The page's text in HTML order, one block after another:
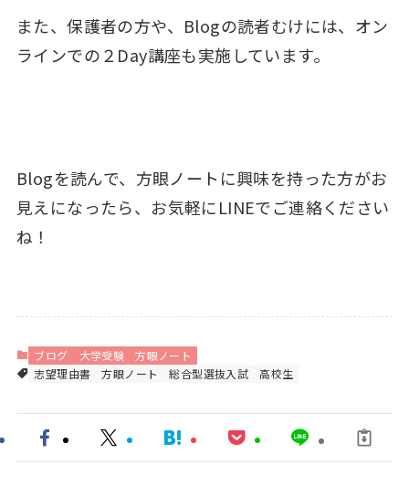
また、保護者の方や、Blogの読者むけには、オン
ラインでの２Day講座も実施しています。
Blogを読んで、方眼ノートに興味を持った方がお
見えになったら、お気軽にLINEでご連絡ください
ね！
ブログ 大学受験
方眼ノート
志望理由書
方眼ノート 総合型選抜入試 高校生